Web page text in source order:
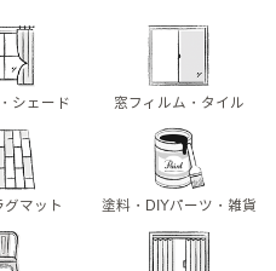
シェード 窓フィルム・タイル
グマット 塗料・DIYパーツ・雑貨